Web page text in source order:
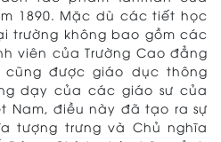
1890. Mặc dù các tiết học
trường không bao gồm các
viên của Trường Cao đẳng
cũng được giáo dục thông
dạy của các giáo sư của
Nam, điều này đã tạo ra sự
tượng trưng và Chủ nghĩa